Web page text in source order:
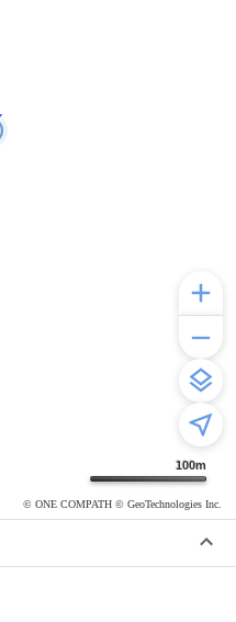
100m
© ONE COMPATH © GeoTechnologies Inc.